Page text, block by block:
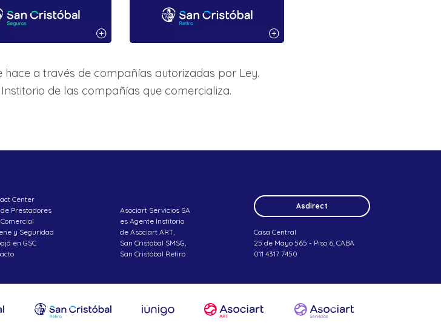
a través de compañías autorizadas por Ley.
de las compañías que comercializa.
Center
de Prestadores
y Seguridad
en GSC
Asociart Servicios SA
es Agente Institorio
de Asociart ART,
San Cristóbal SMSG,
San Cristóbal Retiro
Casa Central
25 de Mayo 565 - Piso 6, CABA
011 4317 7450
Asdirect